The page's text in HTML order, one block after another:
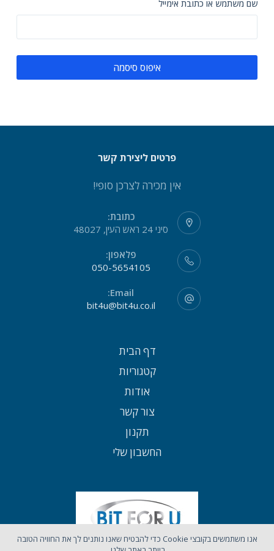
שם משתמש או כתובת אימייל
איפוס סיסמה
פרטים ליצירת קשר
אין מכירה לצרכן סופי!
כתובת:
סיני 24 ראש העין, 48027
פלאפון:
050-5654105
Email:
bit4u@bit4u.co.il
דף הבית
קטגוריות
אודות
צור קשר
תקנון
החשבון שלי
אנו משתמשים בקובצי Cookie כדי להבטיח שאנו נותנים לך את החוויה הטובה